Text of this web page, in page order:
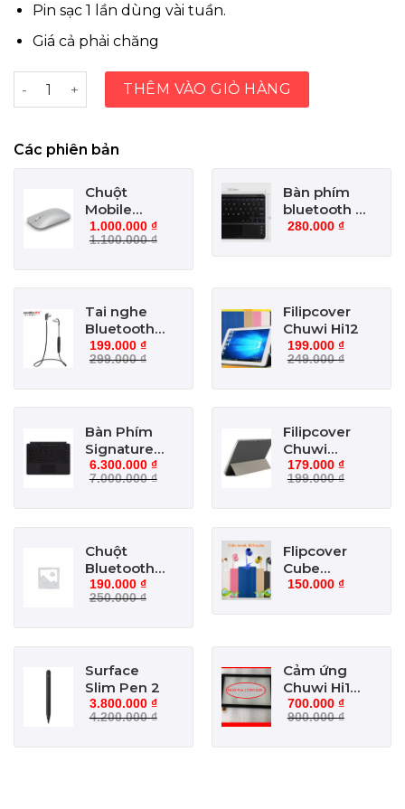
Pin sạc 1 lần dùng vài tuần.
Giá cả phải chăng
Bàn phím bluetooth 9 inch có touchpad số lượng
THÊM VÀO GIỎ HÀNG
Các phiên bản
Chuột
Mobile
Surface
Mouse
1.100.000₫
1.000.000 ₫
Bàn phím
bluetooth 8
inch có
280.000 ₫
Tai nghe
Bluetooth
Bluedio N2
299.000₫
199.000 ₫
Filipcover
Chuwi Hi12
249.000₫
199.000 ₫
Bàn Phím
Signature
kèm
Surface
7.000.000₫
6.300.000 ₫
Filipcover
Chuwi
Hi10/Hibook
Pro
199.000₫
179.000 ₫
Chuột
Bluetooth
4.0 – Pin
sạc
250.000₫
190.000 ₫
Flipcover
Cube
iwork10
150.000 ₫
Surface
Slim Pen 2
4.200.000₫
3.800.000 ₫
Cảm ứng
Chuwi Hi10
pro
900.000₫
700.000 ₫